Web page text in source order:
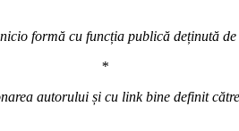
formă cu funcția publică deținută
*
autorului și cu link bine definit